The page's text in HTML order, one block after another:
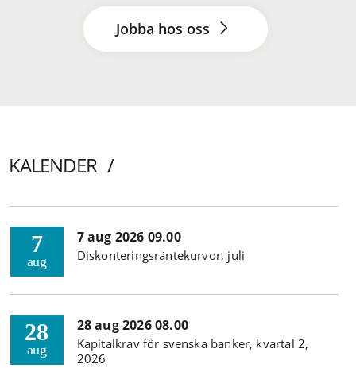
Jobba hos oss
KALENDER
7
aug
7 aug 2026 09.00
Diskonteringsräntekurvor, juli
28
aug
28 aug 2026 08.00
Kapitalkrav för svenska banker, kvartal 2,
2026